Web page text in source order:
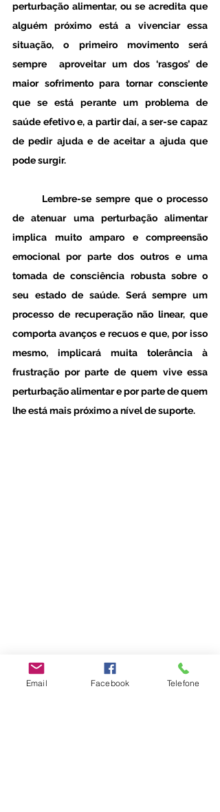
perturbação alimentar, ou se acredita que
alguém próximo está a vivenciar essa
situação, o primeiro movimento será
sempre  aproveitar um dos ‘rasgos’ de
maior sofrimento para tornar consciente
que se está perante um problema de
saúde efetivo e, a partir daí, a ser-se capaz
de pedir ajuda e de aceitar a ajuda que
pode surgir.
de atenuar uma perturbação alimentar
implica muito amparo e compreensão
emocional por parte dos outros e uma
tomada de consciência robusta sobre o
seu estado de saúde. Será sempre um
processo de recuperação não linear, que
comporta avanços e recuos e que, por isso
mesmo, implicará muita tolerância à
frustração por parte de quem vive essa
perturbação alimentar e por parte de quem
lhe está mais próximo a nível de suporte.
Email Facebook Telefone